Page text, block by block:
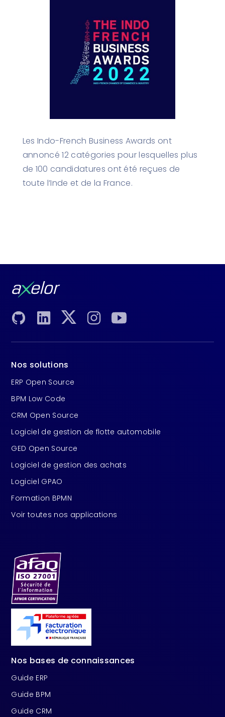
Les Indo-French Business Awards ont
annoncé 12 catégories pour lesquelles plus
de 100 candidatures ont été reçues de
toute l’Inde et de la France.
Nos solutions
ERP Open Source
BPM Low Code
CRM Open Source
Logiciel de gestion de flotte automobile
GED Open Source
Logiciel de gestion des achats
Logiciel GPAO
Formation BPMN
Voir toutes nos applications
Nos bases de connaissances
Guide ERP
Guide BPM
Guide CRM